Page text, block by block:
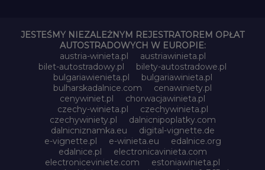
JESTEŚMY NIEZALEŻNYM REJESTRATOREM OPŁAT
AUTOSTRADOWYCH W EUROPIE:
austria-winieta.pl
austriawinieta.pl
bilet-autostradowy.pl
bilety-autostradowe.pl
bulgariawienieta.pl
bulgariawinieta.pl
bulharskadalnice.com
cenawiniety.pl
cenywiniet.pl
chorwacjawinieta.pl
czechy-winieta.pl
czechywinieta.pl
czechywiniety.pl
dalnicnipoplatky.com
dalnicniznamka.eu
digital-vignette.de
e-vignette.pl
e-winieta.eu
edalnice.org
edalnice.pl
electronicavinieta.com
electroniceviniete.com
estoniawinieta.pl